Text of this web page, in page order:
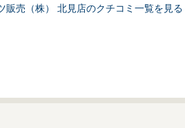
販売（株） 北見店のクチコミ一覧を見る